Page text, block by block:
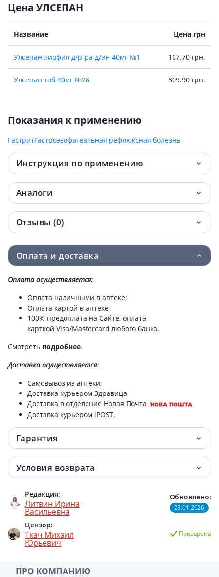
Цена УЛСЕПАН
Название Цена грн
Улсепан лиофил д/р-ра д/ин 40мг №1 167.70 грн.
Улсепан таб 40мг №28 309.90 грн.
Показания к применению
ГастритГастроэзофагеальная рефлюксная болезнь
Инструкция по применению
Аналоги
Отзывы (0)
Оплата и доставка
Оплата осуществляется:
Оплата наличными в аптеке;
Оплата картой в аптеке;
100% предоплата на Сайте, оплата
карткой Visa/Mastercard любого банка.
Смотреть подробнее.
Доставкаосуществляется:
Самовывоз из аптеки;
Доставка курьером Здравица
Доставка в отделение Новая Почта
Доставка курьером iPOST.
Гарантия
Условия возврата
Редакция:
Литвин Ирина
Васильевна
Цензор:
Ткач Михаил
Юрьевич
Обновлено:
28.01.2026
Проверено
ПРО КОМПАНИЮ